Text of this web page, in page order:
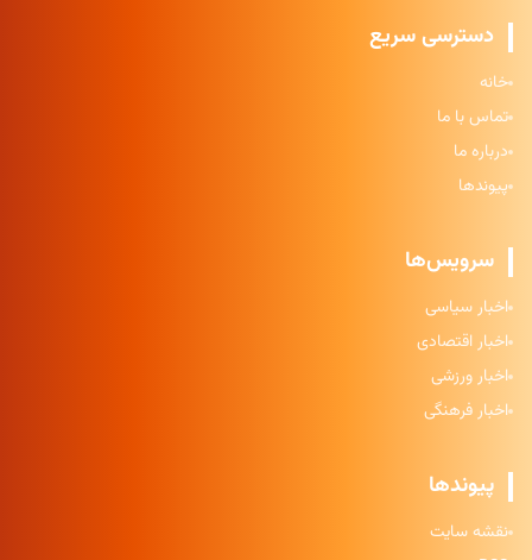
دسترسی سریع
خانه
تماس با ما
درباره ما
پیوندها
سرویس‌ها
اخبار سیاسی
اخبار اقتصادی
اخبار ورزشی
اخبار فرهنگی
پیوندها
نقشه سایت